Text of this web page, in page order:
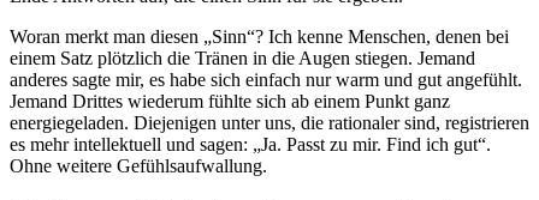
Woran merkt man diesen „Sinn“? Ich kenne Menschen, denen bei
einem Satz plötzlich die Tränen in die Augen stiegen. Jemand
anderes sagte mir, es habe sich einfach nur warm und gut angefühlt.
Jemand Drittes wiederum fühlte sich ab einem Punkt ganz
energiegeladen. Diejenigen unter uns, die rationaler sind, registrieren
es mehr intellektuell und sagen: „Ja. Passt zu mir. Find ich gut“.
Ohne weitere Gefühlsaufwallung.